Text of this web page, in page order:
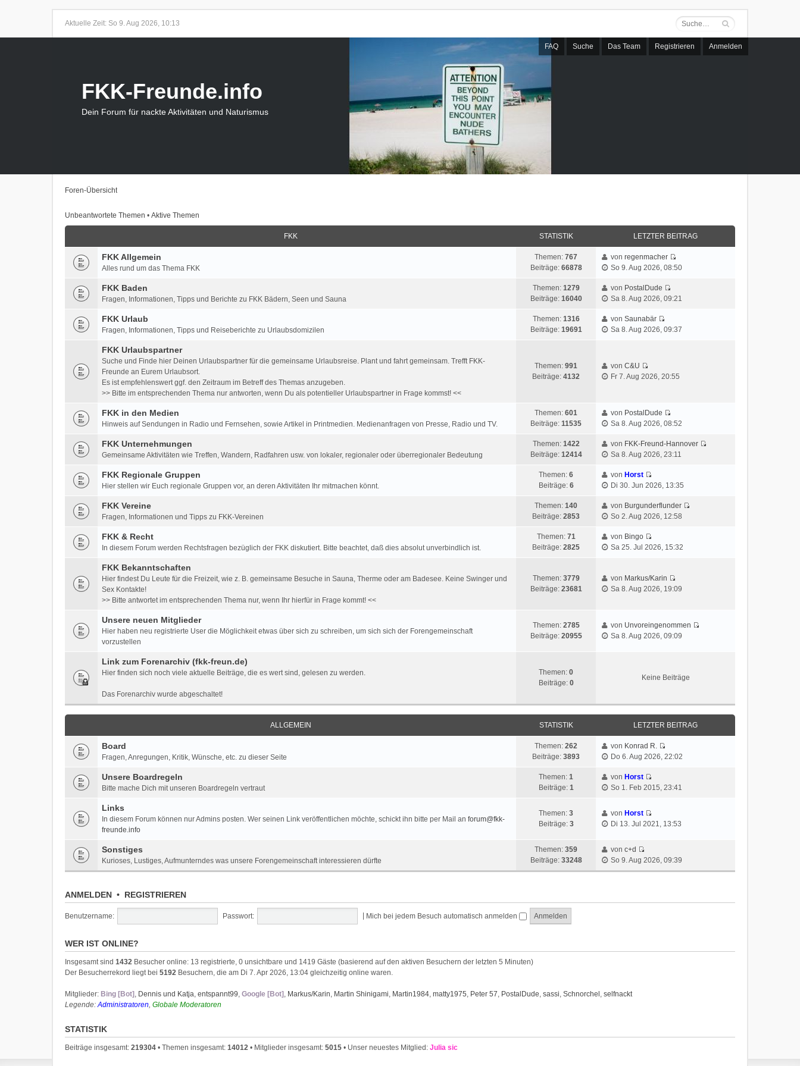
Aktuelle Zeit: So 9. Aug 2026, 10:13
FAQ Suche Das Team Registrieren Anmelden
FKK-Freunde.info
Dein Forum für nackte Aktivitäten und Naturismus
Foren-Übersicht
Unbeantwortete Themen • Aktive Themen
FKK STATISTIK LETZTER BEITRAG
FKK Allgemein
Alles rund um das Thema FKK
Themen: 767
Beiträge: 66878
vonregenmacher
So 9. Aug 2026, 08:50
FKK Baden
Fragen, Informationen, Tipps und Berichte zu FKK Bädern, Seen und Sauna
Themen: 1279
Beiträge: 16040
von PostalDude
Sa 8. Aug 2026, 09:21
FKK Urlaub
Fragen, Informationen, Tipps und Reiseberichte zu Urlaubsdomizilen
Themen: 1316
Beiträge: 19691
vonSaunabär
Sa 8. Aug 2026, 09:37
FKK Urlaubspartner
Suche und Finde hier Deinen Urlaubspartner für die gemeinsame Urlaubsreise. Plant und fahrt gemeinsam. Trefft FKK-
Freunde an Eurem Urlaubsort.
Es ist empfehlenswert ggf. den Zeitraum im Betreff des Themas anzugeben.
>> Bitte im entsprechenden Thema nur antworten, wenn Du als potentieller Urlaubspartner in Frage kommst! <<
Themen: 991
Beiträge: 4132
vonC&U
Fr 7. Aug 2026, 20:55
FKK in den Medien
Hinweis auf Sendungen in Radio und Fernsehen, sowie Artikel in Printmedien. Medienanfragen von Presse, Radio und TV.
Themen: 601
Beiträge: 11535
von PostalDude
Sa 8. Aug 2026, 08:52
FKK Unternehmungen
Gemeinsame Aktivitäten wie Treffen, Wandern, Radfahren usw. von lokaler, regionaler oder überregionaler Bedeutung
Themen: 1422
Beiträge: 12414
von FKK-Freund-Hannover
Sa 8. Aug 2026, 23:11
FKK Regionale Gruppen
Hier stellen wir Euch regionale Gruppen vor, an deren Aktivitäten Ihr mitmachen könnt.
Themen: 6
Beiträge: 6
von Horst
Di 30. Jun 2026, 13:35
FKK Vereine
Fragen, Informationen und Tipps zu FKK-Vereinen
Themen: 140
Beiträge: 2853
von Burgunderflunder
So 2. Aug 2026, 12:58
FKK & Recht
In diesem Forum werden Rechtsfragen bezüglich der FKK diskutiert. Bitte beachtet, daß dies absolut unverbindlich ist.
Themen: 71
Beiträge: 2825
von Bingo
Sa 25. Jul 2026, 15:32
FKK Bekanntschaften
Hier findest Du Leute für die Freizeit, wie z. B. gemeinsame Besuche in Sauna, Therme oder am Badesee. Keine Swinger und
Sex Kontakte!
>> Bitte antwortet im entsprechenden Thema nur, wenn Ihr hierfür in Frage kommt! <<
Themen: 3779
Beiträge: 23681
von Markus/Karin
Sa 8. Aug 2026, 19:09
Unsere neuen Mitglieder
Hier haben neu registrierte User die Möglichkeit etwas über sich zu schreiben, um sich sich der Forengemeinschaft
vorzustellen
Themen: 2785
Beiträge: 20955
von Unvoreingenommen
Sa 8. Aug 2026, 09:09
Link zum Forenarchiv (fkk-freun.de)
Hier finden sich noch viele aktuelle Beiträge, die es wert sind, gelesen zu werden.
Das Forenarchiv wurde abgeschaltet!
Themen: 0
Beiträge: 0
Keine Beiträge
ALLGEMEIN STATISTIK LETZTER BEITRAG
Board
Fragen, Anregungen, Kritik, Wünsche, etc. zu dieser Seite
Themen: 262
Beiträge: 3893
von Konrad R.
Do 6. Aug 2026, 22:02
Unsere Boardregeln
Bitte mache Dich mit unseren Boardregeln vertraut
Themen: 1
Beiträge: 1
von Horst
So 1. Feb 2015, 23:41
Links
In diesem Forum können nur Admins posten. Wer seinen Link veröffentlichen möchte, schickt ihn bitte per Mail an forum@fkk-
freunde.info
Themen: 3
Beiträge: 3
von Horst
Di 13. Jul 2021, 13:53
Sonstiges
Kurioses, Lustiges, Aufmunterndes was unsere Forengemeinschaft interessieren dürfte
Themen: 359
Beiträge: 33248
vonc+d
So 9. Aug 2026, 09:39
ANMELDEN • REGISTRIEREN
Benutzername: Passwort: Mich bei jedem Besuch automatisch anmelden
WER IST ONLINE?
Insgesamt sind 1432 Besucher online: 13 registrierte, 0 unsichtbare und 1419 Gäste (basierend auf den aktiven Besuchern der letzten 5 Minuten)
Der Besucherrekord liegt bei 5192 Besuchern, die am Di 7. Apr 2026, 13:04 gleichzeitig online waren.
Mitglieder: Bing [Bot] , Dennis und Katja, entspannt99, Google [Bot] , Markus/Karin, Martin Shinigami, Martin1984, matty1975, Peter 57, PostalDude, sassi, Schnorchel , selfnackt
Legende:Administratoren, Globale Moderatoren
STATISTIK
Beiträge insgesamt: 219304 • Themen insgesamt: 14012 • Mitglieder insgesamt: 5015 • Unser neuestes Mitglied: Julia sic